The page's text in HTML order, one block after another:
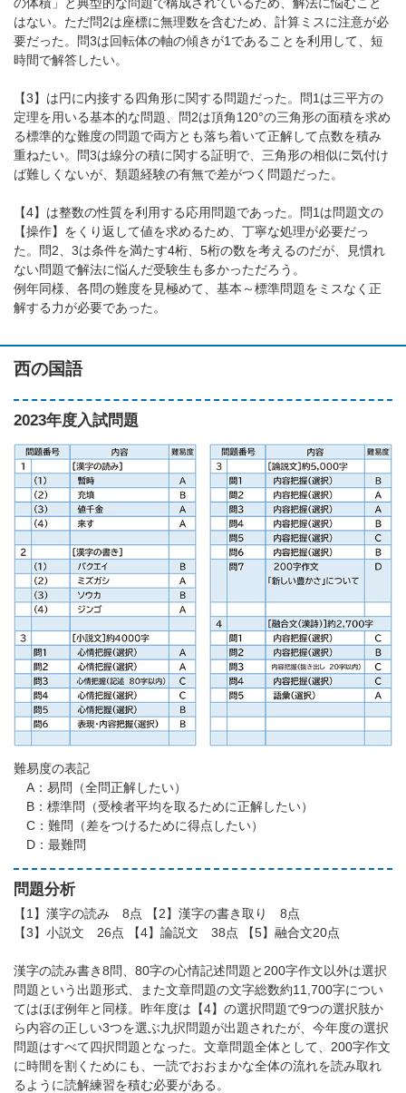
はない。ただ問2は座標に無理数を含むため、計算ミスに注意が必
要だった。問3は回転体の軸の傾きが1であることを利用して、短
時間で解答したい。
【3】は円に内接する四角形に関する問題だった。問1は三平方の
定理を用いる基本的な問題、問2は頂角120°の三角形の面積を求め
る標準的な難度の問題で両方とも落ち着いて正解して点数を積み
重ねたい。問3は線分の積に関する証明で、三角形の相似に気付け
ば難しくないが、類題経験の有無で差がつく問題だった。
【4】は整数の性質を利用する応用問題であった。問1は問題文の
【操作】をくり返して値を求めるため、丁寧な処理が必要だっ
た。問2、3は条件を満たす4桁、5桁の数を考えるのだが、見慣れ
ない問題で解法に悩んだ受験生も多かっただろう。
例年同様、各問の難度を見極めて、基本～標準問題をミスなく正
解する力が必要であった。
西の国語
2023年度入試問題
難易度の表記
A：易問（全問正解したい）
B：標準問（受検者平均を取るために正解したい）
C：難問（差をつけるために得点したい）
D：最難問
問題分析
【1】漢字の読み 8点 【2】漢字の書き取り 8点
【3】小説文 26点 【4】論説文 38点 【5】融合文20点
漢字の読み書き8問、80字の心情記述問題と200字作文以外は選択
問題という出題形式、また文章問題の文字総数約11,700字につい
てはほぼ例年と同様。昨年度は【4】の選択問題で9つの選択肢か
ら内容の正しい3つを選ぶ九択問題が出題されたが、今年度の選択
問題はすべて四択問題となった。文章問題全体として、200字作文
に時間を割くためにも、一読でおおまかな全体の流れを読み取れ
るように読解練習を積む必要がある。